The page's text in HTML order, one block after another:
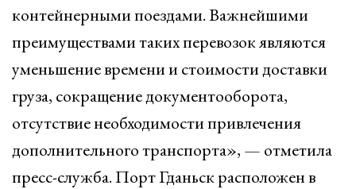
контейнерными поездами. Важнейшими
преимуществами таких перевозок являются
уменьшение времени и стоимости доставки
груза, сокращение документооборота,
отсутствие необходимости привлечения
дополнительного транспорта», — отметила
пресс-служба. Порт Гданьск расположен в